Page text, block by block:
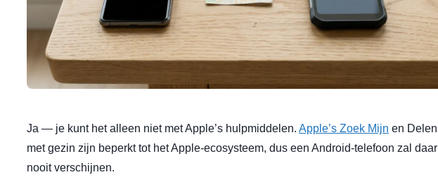
Ja — je kunt het alleen niet met Apple’s hulpmiddelen. Apple’s Zoek Mijn en Delen
met gezin zijn beperkt tot het Apple-ecosysteem, dus een Android-telefoon zal daar
nooit verschijnen.